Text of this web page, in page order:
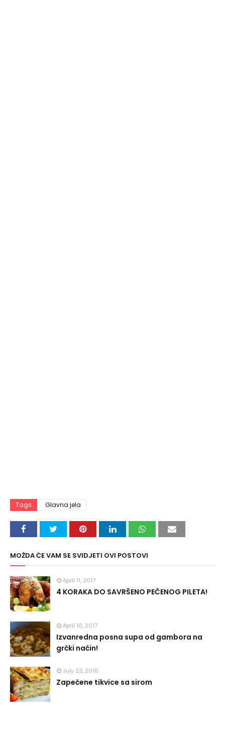
Tags Glavna jela
MOŽDA ĆE VAM SE SVIDJETI OVI POSTOVI
April 11, 2017
4 KORAKA DO SAVRŠENO PEČENOG PILETA!
April 10, 2017
Izvanredna posna supa od gambora na
grčki način!
July 23, 2016
Zapečene tikvice sa sirom